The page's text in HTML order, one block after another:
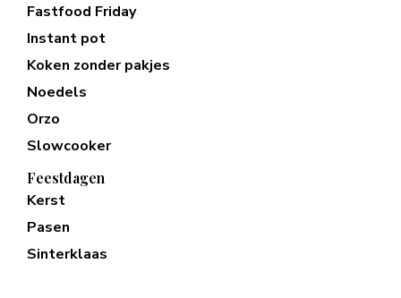
Fastfood Friday
Instant pot
Koken zonder pakjes
Noedels
Orzo
Slowcooker
Feestdagen
Kerst
Pasen
Sinterklaas